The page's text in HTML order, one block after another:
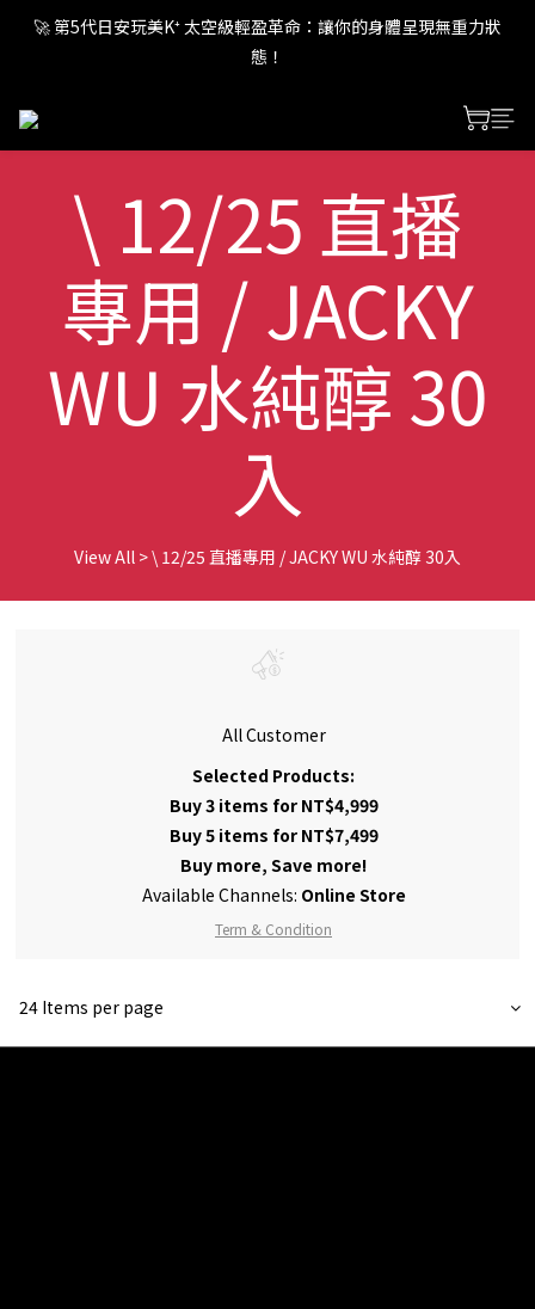
🚀 第5代日安玩美K⁺ 太空級輕盈革命：讓你的身體呈現無重力狀
態！
🚀 第5代日安玩美K⁺ 太空級輕盈革命：讓你的身體呈現無重力狀
態！
🚀 第5代日安玩美K⁺ 太空級輕盈革命：讓你的身體呈現無重力狀
\ 12/25 直播
專用 / JACKY
WU 水純醇 30
入
View All >\ 12/25 直播專用 / JACKY WU 水純醇 30入
All Customer
Selected Products:
Buy 3 items for NT$4,999
Buy 5 items for NT$7,499
Buy more, Save more!
Available Channels: Online Store
Term & Condition
24 Items per page